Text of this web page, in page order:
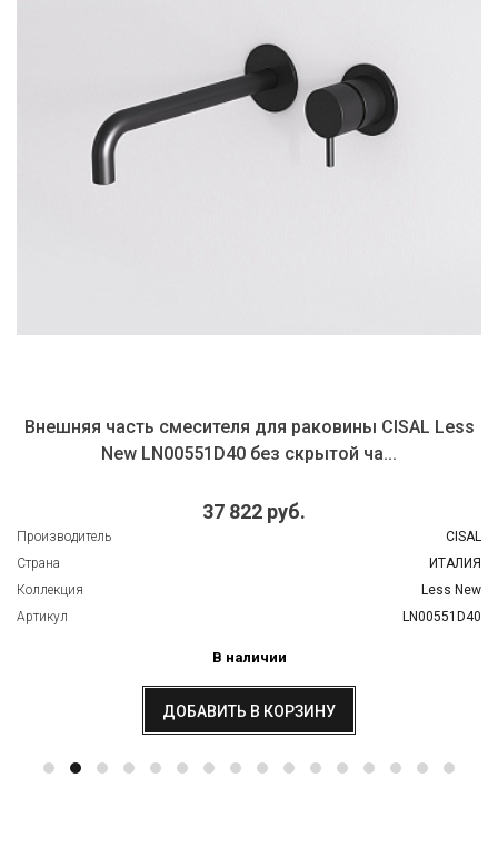
Внешняя часть смесителя для раковины CISAL Less
New LN00551D40 без скрытой ча...
37 822 руб.
Производитель
CISAL
Страна
ИТАЛИЯ
Коллекция
Less New
Артикул
LN00551D40
В наличии
ДОБАВИТЬ В КОРЗИНУ